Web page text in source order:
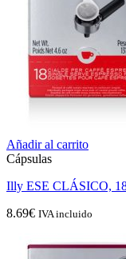
Añadir al carrito
Cápsulas
Illy ESE CLÁSICO,
8.69€ IVA incluido